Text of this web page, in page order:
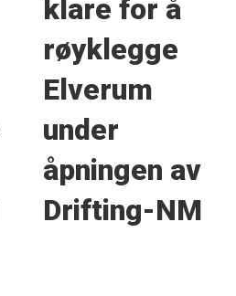
klare for å
røyklegge
Elverum
under
åpningen av
Drifting-NM